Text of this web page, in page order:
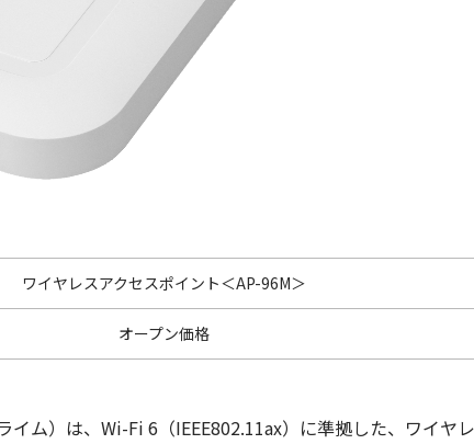
ワイヤレスアクセスポイント＜AP-96M＞
オープン価格
ム）は、Wi-Fi 6（IEEE802.11ax）に準拠した、ワイヤ